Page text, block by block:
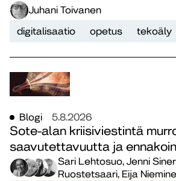
Juhani Toivanen
digitalisaatio
opetus tekoäly
Blogi 5.8.2026
Sote-alan kriisiviestintä
saavutettavuutta ja
Sari Lehtosuo, Jenni
Ruostetsaari, Eija